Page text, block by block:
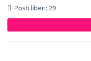
Posti liberi: 29